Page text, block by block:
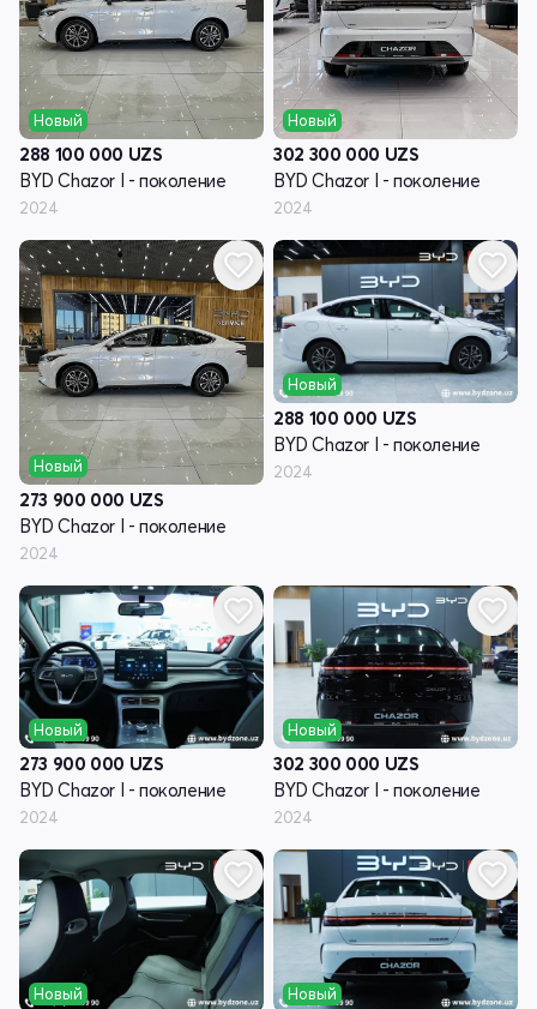
Новый
288 100 000 UZS
BYD Chazor I - поколение
2024
Новый
302 300 000 UZS
BYD Chazor I - поколение
2024
Новый
273 900 000 UZS
BYD Chazor I - поколение
2024
Новый
288 100 000 UZS
BYD Chazor I - поколение
2024
Новый
273 900 000 UZS
BYD Chazor I - поколение
2024
Новый
302 300 000 UZS
BYD Chazor I - поколение
2024
Новый Новый